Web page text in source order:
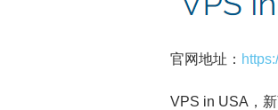
官网地址：
VPS in USA，